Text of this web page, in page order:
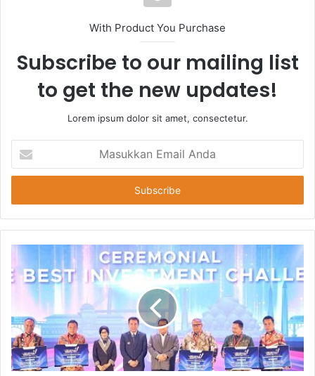
With Product You Purchase
Subscribe to our mailing list
to get the new updates!
Lorem ipsum dolor sit amet, consectetur.
Email
Anda